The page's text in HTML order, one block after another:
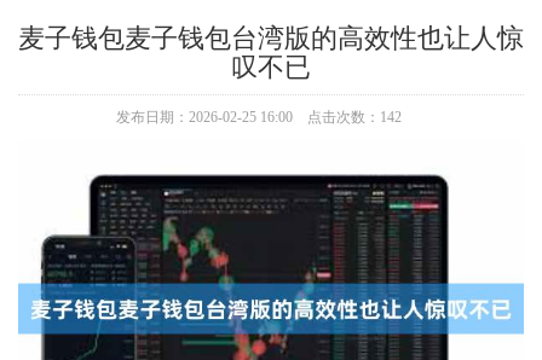
麦子钱包麦子钱包台湾版的高效性也让人惊
叹不已
发布日期：2026-02-25 16:00 点击次数：142